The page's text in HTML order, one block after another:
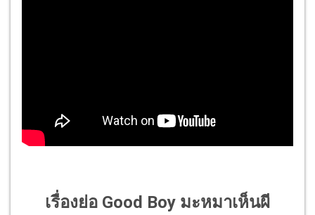
เรื่องย่อ Good Boy มะหมาเห็นผี